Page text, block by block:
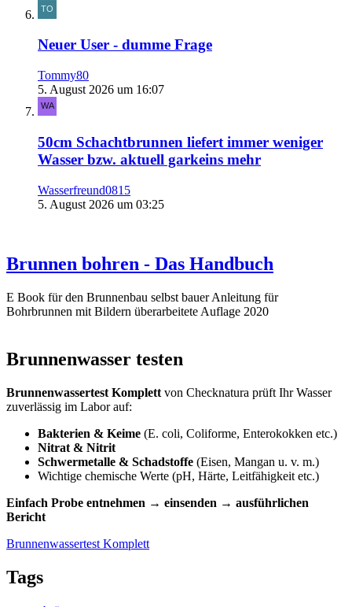
Neuer User - dumme Frage
Tommy80
5. August 2026 um 16:07
50cm Schachtbrunnen liefert immer weniger
Wasser bzw. aktuell garkeins mehr
Wasserfreund0815
5. August 2026 um 03:25
Brunnen bohren - Das Handbuch
E Book für den Brunnenbau selbst bauer Anleitung für
Bohrbrunnen mit Bildern überarbeitete Auflage 2020
Brunnenwasser testen
Brunnenwassertest Komplett von Checknatura prüft Ihr Wasser
zuverlässig im Labor auf:
Bakterien & Keime (E. coli, Coliforme, Enterokokken etc.)
Nitrat & Nitrit
Schwermetalle & Schadstoffe (Eisen, Mangan u. v. m.)
Wichtige chemische Werte (pH, Härte, Leitfähigkeit etc.)
Einfach Probe entnehmen → einsenden → ausführlichen
Bericht
Brunnenwassertest Komplett
Tags